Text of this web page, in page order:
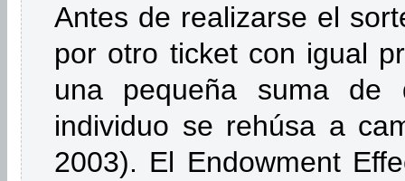
Antes de realizarse el
por otro ticket con igual
una pequeña suma de
individuo se rehúsa a
2003). El Endowment